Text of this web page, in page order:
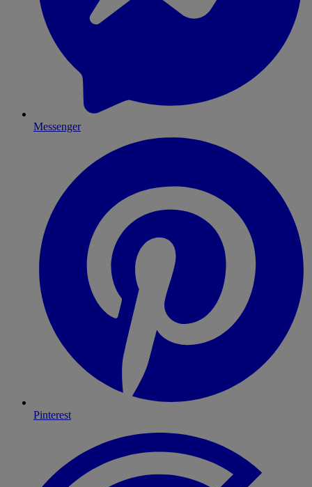
Messenger
Pinterest